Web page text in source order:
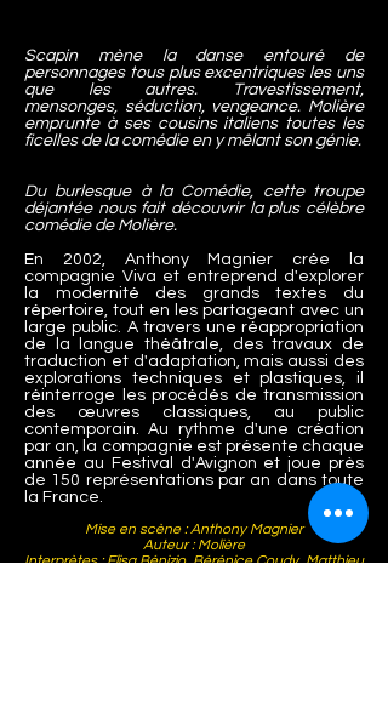
Scapin mène la danse entouré de
personnages tous plus excentriques les uns
que les autres. Travestissement,
mensonges, séduction, vengeance. Molière
emprunte à ses cousins italiens toutes les
ficelles de la comédie en y mêlant son génie.
Du burlesque à la Comédie, cette troupe
déjantée nous fait découvrir la plus célèbre
comédie de Molière.
En 2002, Anthony Magnier crée la
compagnie Viva et entreprend d'explorer
la modernité des grands textes du
répertoire, tout en les partageant avec un
large public. A travers une réappropriation
de la langue théâtrale, des travaux de
traduction et d'adaptation, mais aussi des
explorations techniques et plastiques, il
réinterroge les procédés de transmission
des œuvres classiques, au public
contemporain. Au rythme d'une création
par an, la compagnie est présente chaque
année au Festival d'Avignon et joue près
de 150 représentations par an dans toute
la France.
Mise en scène : Anthony Magnier
Auteur : Molière
Interprètes : Elisa Bénizio, Bérénice Coudy, Matthieu